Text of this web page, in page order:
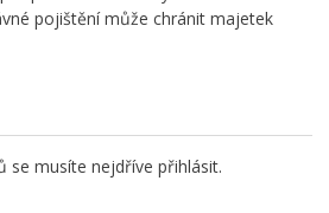
pojištění může chránit majetek
se musíte nejdříve přihlásit.